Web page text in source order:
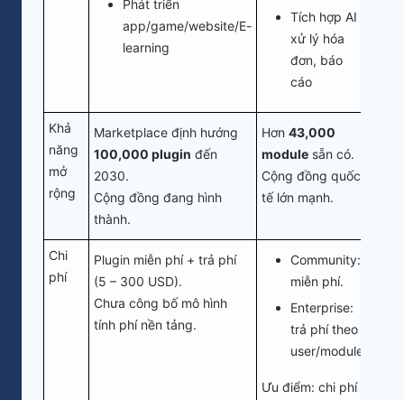
Phát triển
app/game/website/E-
learning
Tích hợp AI
xử lý hóa
đơn, báo
cáo
Khả
năng
mở
rộng
Marketplace định hướng
100,000 plugin đến
2030.
Cộng đồng đang hình
thành.
Hơn 43,000
module sẵn có.
Cộng đồng quốc
tế lớn mạnh.
Chi
phí
Plugin miễn phí + trả phí
(5 – 300 USD).
Chưa công bố mô hình
tính phí nền tảng.
Community:
miễn phí.
Enterprise:
trả phí theo
user/module.
Ưu điểm: chi phí